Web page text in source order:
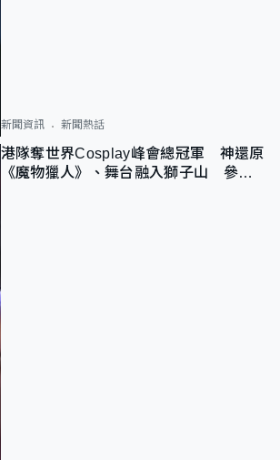
新聞資訊 新聞熱話
港隊奪世界Cosplay峰會總冠軍 神還原
《魔物獵人》、舞台融入獅子山 參賽